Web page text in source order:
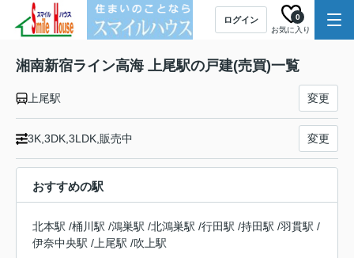
ログイン
お気に入り
0
湘南新宿ライン高海 上尾駅の戸建(売買)一覧
上尾駅 変更
3K,3DK,3LDK,販売中 変更
おすすめの駅
北本駅 /桶川駅 /鴻巣駅 /北鴻巣駅 /行田駅 /持田駅 /羽貫駅 /
伊奈中央駅 / 上尾駅 /吹上駅